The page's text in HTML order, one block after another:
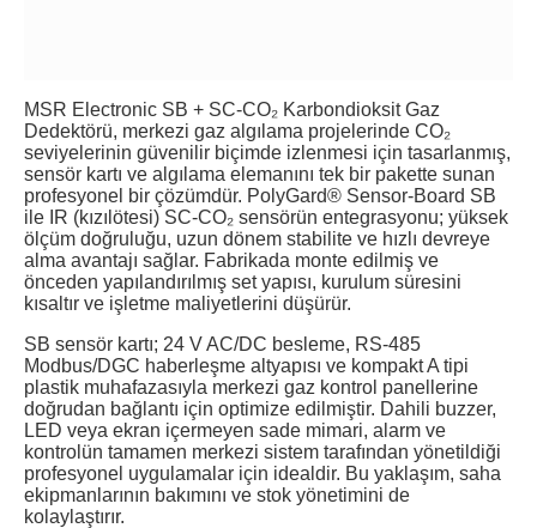
MSR Electronic SB + SC-CO₂ Karbondioksit Gaz
Dedektörü, merkezi gaz algılama projelerinde CO₂
seviyelerinin güvenilir biçimde izlenmesi için tasarlanmış,
sensör kartı ve algılama elemanını tek bir pakette sunan
profesyonel bir çözümdür. PolyGard® Sensor-Board SB
ile IR (kızılötesi) SC-CO₂ sensörün entegrasyonu; yüksek
ölçüm doğruluğu, uzun dönem stabilite ve hızlı devreye
alma avantajı sağlar. Fabrikada monte edilmiş ve
önceden yapılandırılmış set yapısı, kurulum süresini
kısaltır ve işletme maliyetlerini düşürür.
SB sensör kartı; 24 V AC/DC besleme, RS-485
Modbus/DGC haberleşme altyapısı ve kompakt A tipi
plastik muhafazasıyla merkezi gaz kontrol panellerine
doğrudan bağlantı için optimize edilmiştir. Dahili buzzer,
LED veya ekran içermeyen sade mimari, alarm ve
kontrolün tamamen merkezi sistem tarafından yönetildiği
profesyonel uygulamalar için idealdir. Bu yaklaşım, saha
ekipmanlarının bakımını ve stok yönetimini de
kolaylaştırır.